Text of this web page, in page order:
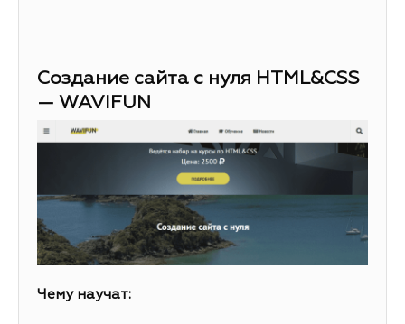
Создание сайта с нуля HTML&CSS
— WAVIFUN
Чему научат: